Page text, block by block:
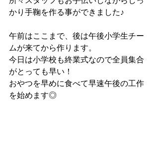
かり手鞠を作る事ができました♪
午前はここまで、後は午後小学生チー
ムが来てから作ります。
今日は小学校も終業式なので全員集合
がとっても早い！
おやつを早めに食べて早速午後の工作
を始めます◎